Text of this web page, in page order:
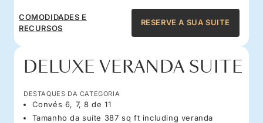
COMODIDADES E
RECURSOS
RESERVE A SUA SUITE
DELUXE VERANDA SUITE
DESTAQUES DA CATEGORIA
Convés 6, 7, 8 de 11
Tamanho da suíte 387 sq ft including veranda